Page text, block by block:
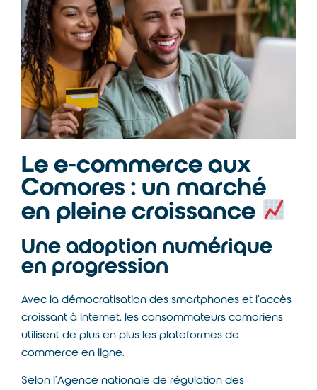
Le e-commerce aux
Comores : un marché
en pleine croissance
Une adoption numérique
en progression
Avec la démocratisation des smartphones et l’accès
croissant à Internet, les consommateurs comoriens
utilisent de plus en plus les plateformes de
commerce en ligne.
Selon l’Agence nationale de régulation des